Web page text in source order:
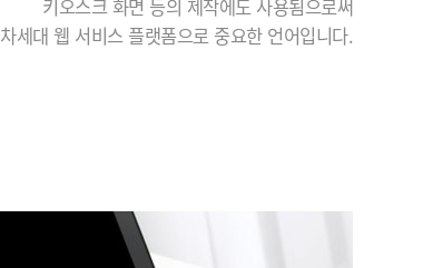
키오스크 화면 등의 제작에도 사용됨으로써
차세대 웹 서비스 플랫폼으로 중요한 언어입니다.